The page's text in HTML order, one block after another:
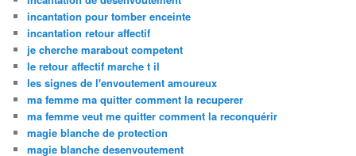
incantation pour tomber enceinte
incantation retour affectif
je cherche marabout competent
le retour affectif marche t il
les signes de l'envoutement amoureux
ma femme ma quitter comment la recuperer
ma femme veut me quitter comment la reconquérir
magie blanche de protection
magie blanche desenvoutement